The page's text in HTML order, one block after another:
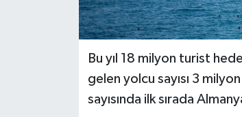
Bu yıl 18 milyon turist
gelen yolcu sayısı 3
sayısında ilk sırada